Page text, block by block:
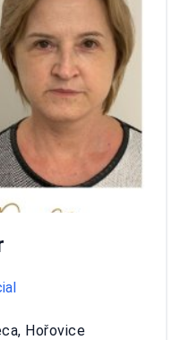
Hořovice